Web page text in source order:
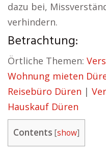
dazu bei,
verhindern.
Betrachtung:
Örtliche Themen:
Wohnung mieten
Reisebüro Düren |
Hauskauf Düren
Contents [show]